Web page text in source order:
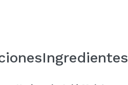
Ingredientes